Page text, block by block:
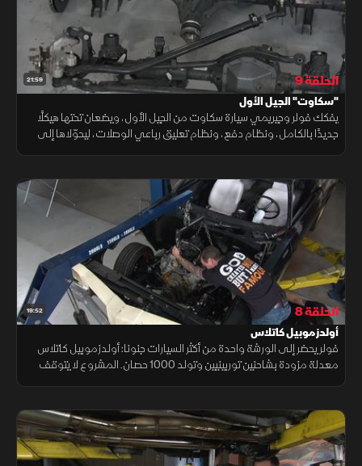
21:59 الحلقة 9
"سكاوت" الجيل الأول
يفكك فولر وجيريمي سيارة سكاوت من الجيل الأول، ويضعان تحتها هيكلًا
جديدًا بالكامل، ونظام دفع، ونظام تعليق رباعي الوصلات، ليحوّلاها إلى
19:52 الحلقة 8
أولدزموبيل كاتلاس
فولر يحضر إلى الورشة واحدة من أكثر السيارات جنونا: أولدزموبيل كاتلاس
معدلة مزودة بشاحنين توربينيين وتولد 1000 حصان. المشروع لا يتوقف